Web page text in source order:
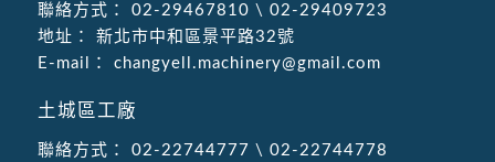
聯絡方式： 02-29467810 \ 02-29409723
地址：
新北市中和區景平路32號
E-mail：
changyell.machinery@gmail.com
土城區工廠
聯絡方式： 02-22744777 \ 02-22744778